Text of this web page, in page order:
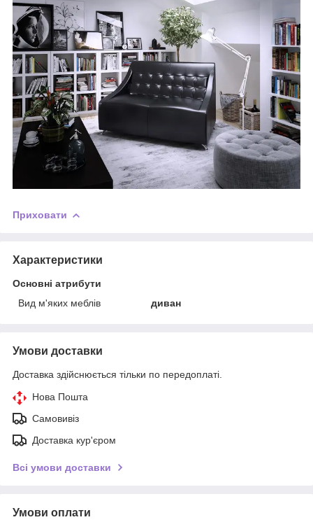
Приховати
Характеристики
Основні атрибути
Вид м'яких меблів
диван
Умови доставки
Доставка здійснюється тільки по передоплаті.
Нова Пошта
Самовивіз
Доставка кур'єром
Всі умови доставки
Умови оплати